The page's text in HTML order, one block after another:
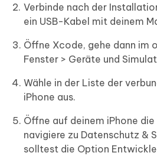
Verbinde nach der
ein USB-Kabel mit deinem
Öffne Xcode, gehe dann im
Fenster > Geräte und
Wähle in der Liste der
iPhone aus.
Öffne auf deinem iPhone die
navigiere zu Datenschutz &
solltest die Option